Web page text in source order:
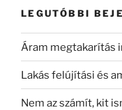
LEGUTÓBBI
Áram megtakarítás
Lakás felújítási és
Nem az számít, kit